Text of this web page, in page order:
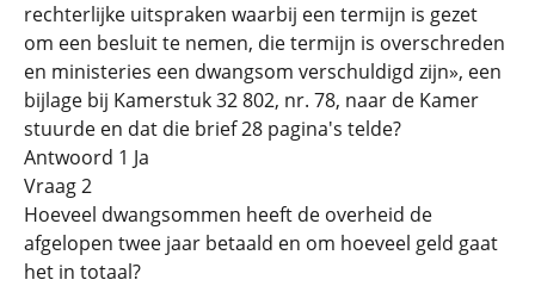
rechterlijke uitspraken waarbij een termijn is gezet
om een besluit te nemen, die termijn is overschreden
en ministeries een dwangsom verschuldigd zijn», een
bijlage bij Kamerstuk 32 802, nr. 78, naar de Kamer
stuurde en dat die brief 28 pagina's telde?
Antwoord 1 Ja
Vraag 2
Hoeveel dwangsommen heeft de overheid de
afgelopen twee jaar betaald en om hoeveel geld gaat
het in totaal?